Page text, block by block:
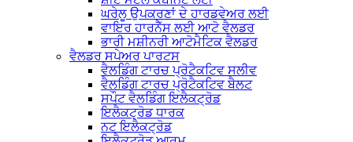
ਘਰੇਲੂ ਉਪਕਰਣਾਂ ਦੇ ਹਾਰਡਵੇਅਰ ਲਈ
ਵਾਇਰ ਹਾਰਨੈੱਸ ਲਈ ਆਟੋ ਵੈਲਡਰ
ਭਾਰੀ ਮਸ਼ੀਨਰੀ ਆਟੋਮੈਟਿਕ ਵੈਲਡਰ
ਵੈਲਡਰ ਸਪੇਅਰ ਪਾਰਟਸ
ਵੈਲਡਿੰਗ ਟਾਰਚ ਪ੍ਰੋਟੈਕਟਿਵ ਸਲੀਵ
ਵੈਲਡਿੰਗ ਟਾਰਚ ਪ੍ਰੋਟੈਕਟਿਵ ਬੈਲਟ
ਸਪੌਟ ਵੈਲਡਿੰਗ ਇਲੈਕਟ੍ਰੋਡ
ਇਲੈਕਟ੍ਰੋਡ ਧਾਰਕ
ਨਟ ਇਲੈਕਟ੍ਰੋਡ